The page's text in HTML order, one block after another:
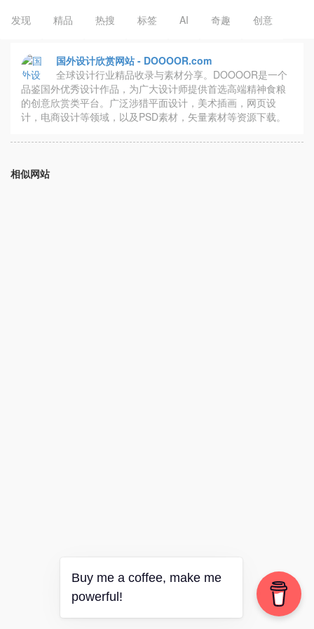
发现 精品 热搜 标签 AI 奇趣 创意
国外设计欣赏网站 - DOOOOR.com
全球设计行业精品收录与素材分享。DOOOOR是一个
品鉴国外优秀设计作品，为广大设计师提供首选高端精神食粮
的创意欣赏类平台。广泛涉猎平面设计，美术插画，网页设
计，电商设计等领域，以及PSD素材，矢量素材等资源下载。
相似网站
Buy me a coffee, make me
powerful!